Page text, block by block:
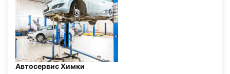
Автосервис Химки